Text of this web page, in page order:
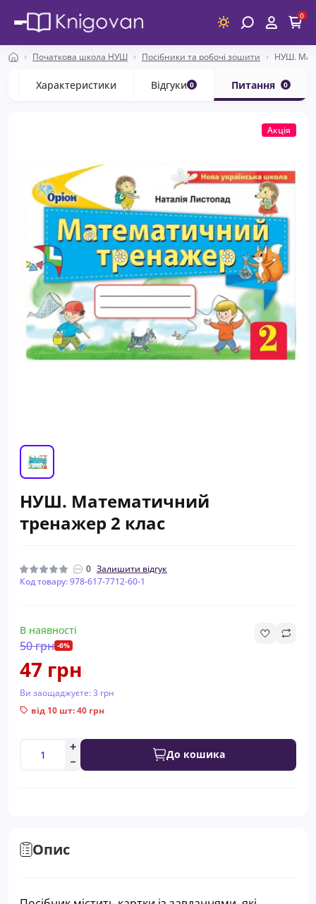
0
Початкова школа НУШ Посібники та робочі зошити НУШ.
Характеристики Відгуки 0 Питання 0
Акція
НУШ. Математичний
тренажер 2 клас
0 Залишити відгук
Код товару: 978-617-7712-60-1
В наявності
50 грн -6%
47 грн
Ви заощаджуєте:3 грн
від 10 шт: 40 грн
До кошика
Опис